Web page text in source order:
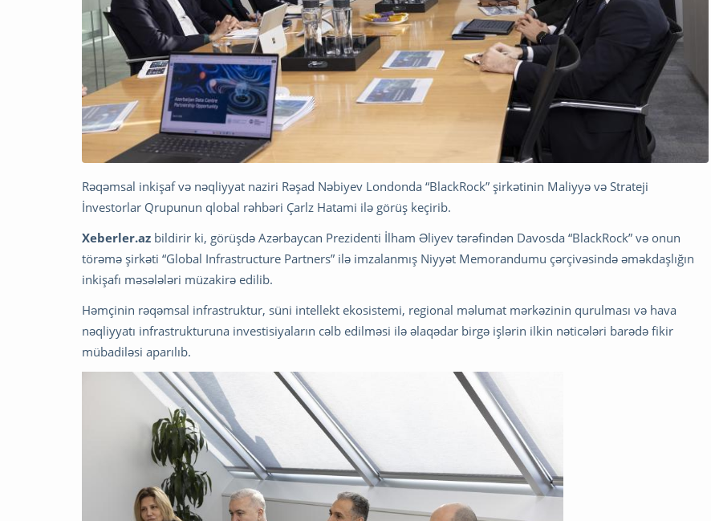
Rəqəmsal inkişaf və nəqliyyat naziri Rəşad Nəbiyev Londonda “BlackRock” şirkətinin Maliyyə və Strateji
İnvestorlar Qrupunun qlobal rəhbəri Çarlz Hatami ilə görüş keçirib.
Xeberler.az bildirir ki, görüşdə Azərbaycan Prezidenti İlham Əliyev tərəfindən Davosda “BlackRock” və onun
törəmə şirkəti “Global Infrastructure Partners” ilə imzalanmış Niyyət Memorandumu çərçivəsində əməkdaşlığın
inkişafı məsələləri müzakirə edilib.
Həmçinin rəqəmsal infrastruktur, süni intellekt ekosistemi, regional məlumat mərkəzinin qurulması və hava
nəqliyyatı infrastrukturuna investisiyaların cəlb edilməsi ilə əlaqədar birgə işlərin ilkin nəticələri barədə fikir
mübadiləsi aparılıb.